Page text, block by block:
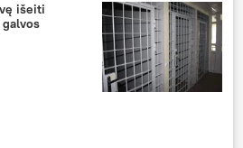
išeiti